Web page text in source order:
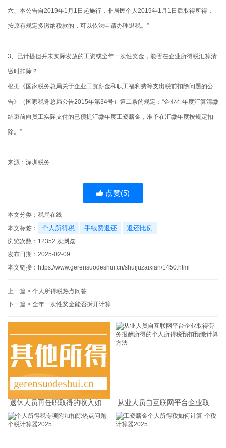
六、本公告自2019年1月1日起施行，非居民个人2019年1月1日后取得所得，
按原有规定多缴纳税款的，可以依法申请办理退税。”
3、已计提但并未实际发放的工资或全年一次性奖金，能否在企业所得税汇算清
缴时扣除？
根据《国家税务总局关于企业工资薪金和职工福利费等支出税前扣除问题的公
告》（国家税务总局公告2015年第34号）第二条的规定：“企业在年度汇算清缴
结束前向员工实际支付的已预提汇缴年度工资薪金，准予在汇缴年度按规定扣
除。”
来源：深圳税务
点赞(5)
本文分类： 税局在线
本文标签：
个人所得税 手续费返还 返还比例
浏览次数： 12352 次浏览
发布日期：2025-02-09
本文链接： https://www.gerensuodeshui.cn/shuijuzaixian/1450.html
上一篇 > 个人所得税热点问答
下一篇 > 全年一次性奖金能否拆开计算
退休人员再任职取得的收入如何
从业人员自互联网平台企业取得
劳务报酬所得的个人所得税预扣
预缴计算方法